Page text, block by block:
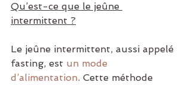
Qu’est-ce que le jeûne
intermittent ?
Le jeûne intermittent, aussi appelé
fasting, est un mode
d’alimentation. Cette méthode